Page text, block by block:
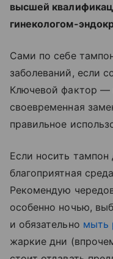
высшей
гинекологом-
Сами по себе
заболеваний, если
Ключевой фактор —
своевременная
правильное
Если носить тампон
благоприятная
Рекомендую
особенно ночью,
и обязательно мыть
жаркие дни